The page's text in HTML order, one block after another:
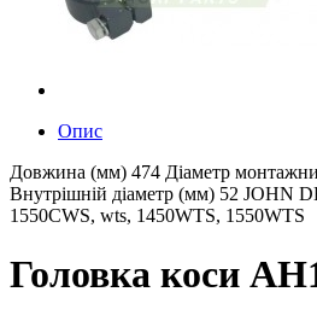
Опис
Довжина (мм) 474 Діаметр
Внутрішній діаметр (мм) 52 JOHN
1550CWS, wts, 1450WTS, 1550WTS
Головка коси